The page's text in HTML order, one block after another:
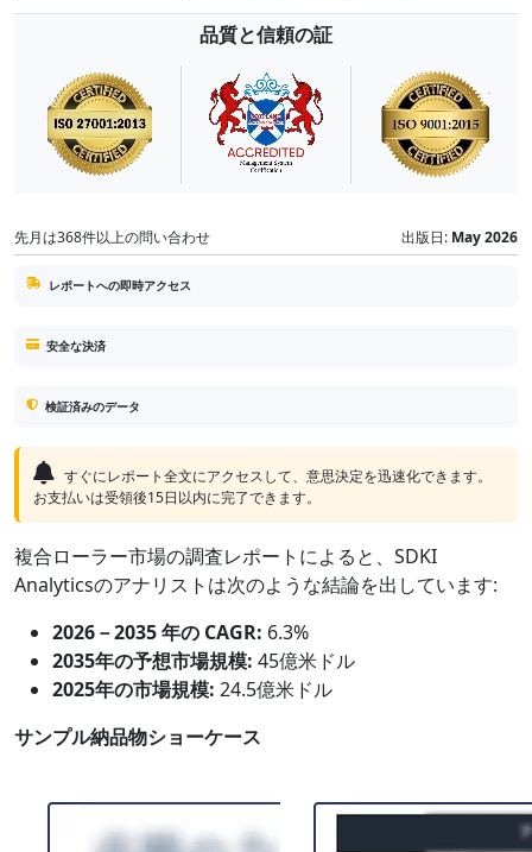
品質と信頼の証
先月は368件以上の問い合わせ 出版日: May 2026
レポートへの即時アクセス
安全な決済
検証済みのデータ
すぐにレポート全文にアクセスして、意思決定を迅速化できます。
お支払いは受領後15日以内に完了できます。
複合ローラー市場の調査レポートによると、SDKI
Analyticsのアナリストは次のような結論を出しています:
2026－2035 年の CAGR: 6.3%
2035年の予想市場規模: 45億米ドル
2025年の市場規模: 24.5億米ドル
サンプル納品物ショーケース